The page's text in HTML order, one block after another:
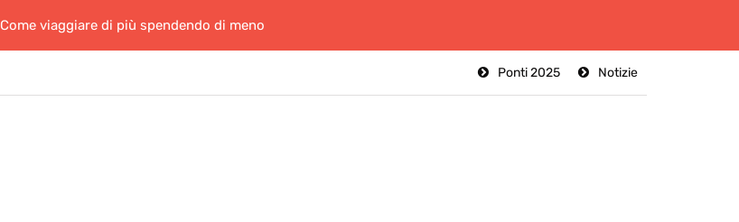
Come viaggiare di più spendendo di meno
Notizie
Ponti 2025